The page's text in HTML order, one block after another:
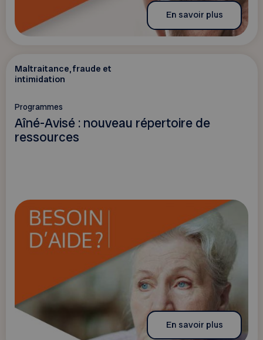
En savoir plus
Maltraitance, fraude et
intimidation
Programmes
Aîné-Avisé : nouveau répertoire de
ressources
En savoir plus